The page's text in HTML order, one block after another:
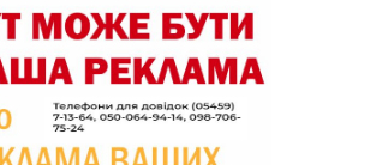
можуть врятувати життя
під час обстрілу
Що робити, якщо в
нотаріальному документі
виявлено описку?